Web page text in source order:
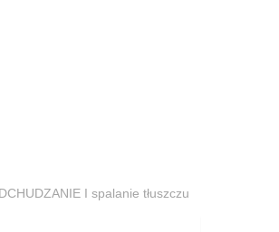
I spalanie tłuszczu